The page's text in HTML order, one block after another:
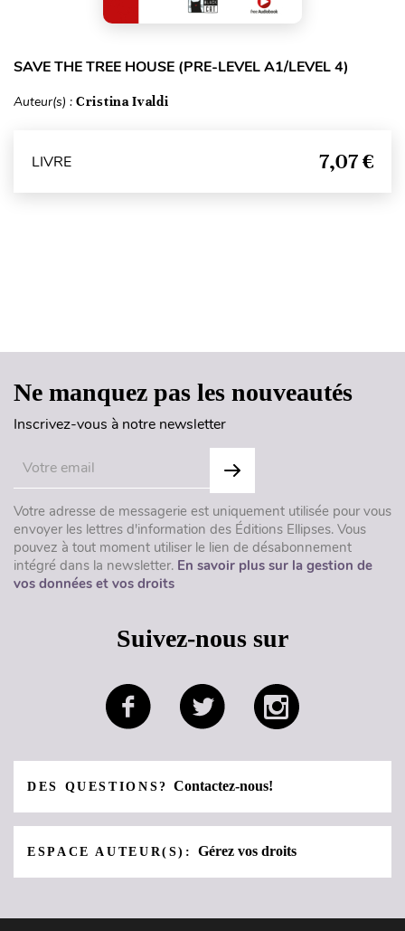
SAVE THE TREE HOUSE (PRE-LEVEL A1/LEVEL 4)
Auteur(s) : Cristina Ivaldi
LIVRE 7,07 €
Ne manquez pas les nouveautés
Inscrivez-vous à notre newsletter
Votre adresse de messagerie est uniquement utilisée pour vous
envoyer les lettres d'information des Éditions Ellipses. Vous
pouvez à tout moment utiliser le lien de désabonnement
intégré dans la newsletter. En savoir plus sur la gestion de
vos données et vos droits
Suivez-nous sur
DES QUESTIONS?Contactez-nous!
ESPACE AUTEUR(S):Gérez vos droits